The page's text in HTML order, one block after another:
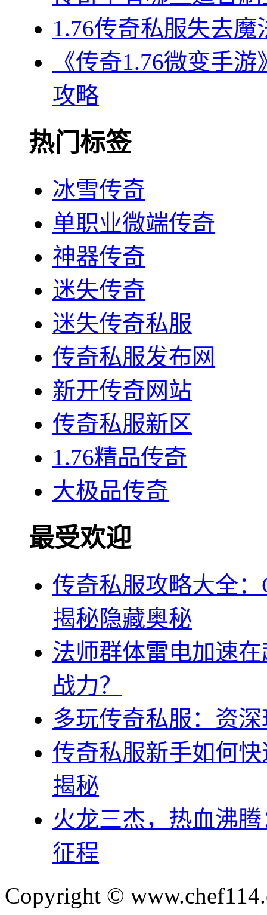
1.76传奇私服失去
《传奇1.76微变手
攻略
热门标签
冰雪传奇
单职业微端传奇
神器传奇
迷失传奇
迷失传奇私服
传奇私服发布网
新开传奇网站
传奇私服新区
1.76精品传奇
大极品传奇
最受欢迎
传奇私服攻略大全
揭秘隐藏奥秘
法师群体雷电加速
战力？
多玩传奇私服：资
传奇私服新手如何
揭秘
火龙三杰，热血沸
征程
Copyright ©